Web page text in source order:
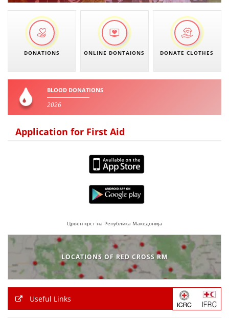
DONATIONS ONLINE DONTAIONS DONATE CLOTHES
BLOOD DONATIONS
2026
Application for First Aid
Црвен крст на Република Македонија
LOCATIONS OF RED CROSS RM
Useful Links